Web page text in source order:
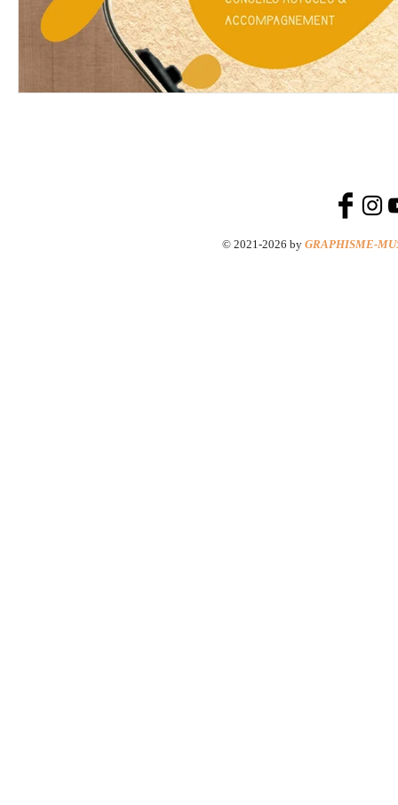
© 2021-2026 by GRAPHISME-